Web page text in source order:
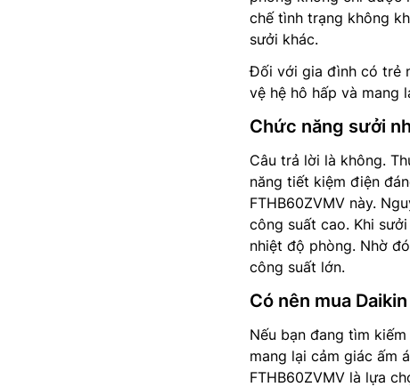
chế tình trạng không
sưởi khác.
Đối với gia đình có trẻ
vệ hệ hô hấp và mang
Chức năng sưởi
Câu trả lời là không.
năng tiết kiệm điện
FTHB60ZVMV này.
công suất cao. Khi
nhiệt độ phòng. Nhờ
công suất lớn.
Có nên mua
Nếu bạn đang tìm
mang lại cảm giác ấm
FTHB60ZVMV là lựa